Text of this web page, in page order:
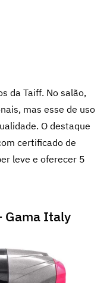
da Taiff. No salão,
mas esse de uso
O destaque
certificado de
leve e oferecer 5
Gama Italy